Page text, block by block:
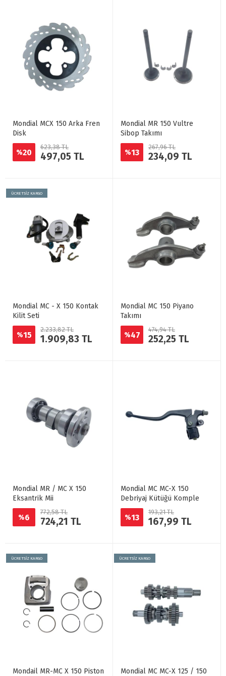
Mondial MCX 150 Arka Fren
Disk
%20
623,38 TL
497,05 TL
Mondial MR 150 Vultre
Sibop Takımı
%13
267,96 TL
234,09 TL
ÜCRETSİZ KARGO
Mondial MC - X 150 Kontak
Kilit Seti
%15
2.233,82 TL
1.909,83 TL
Mondial MC 150 Piyano
Takımı
%47
474,94 TL
252,25 TL
Mondial MR / MC X 150
Eksantrik Mii
%6
772,58 TL
724,21 TL
Mondial MC MC-X 150
Debriyaj Kütüğü Komple
%13
193,21 TL
167,99 TL
ÜCRETSİZ KARGO
Mondail MR-MC X 150 Piston
ÜCRETSİZ KARGO
Mondial MC MC-X 125 / 150